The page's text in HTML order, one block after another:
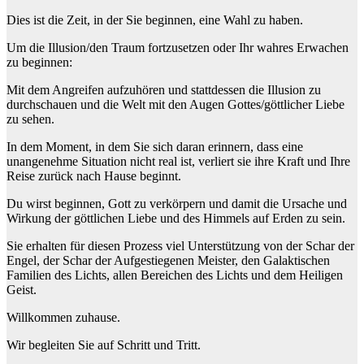
Dies ist die Zeit, in der Sie beginnen, eine Wahl zu haben.
Um die Illusion/den Traum fortzusetzen oder Ihr wahres Erwachen
zu beginnen:
Mit dem Angreifen aufzuhören und stattdessen die Illusion zu
durchschauen und die Welt mit den Augen Gottes/göttlicher Liebe
zu sehen.
In dem Moment, in dem Sie sich daran erinnern, dass eine
unangenehme Situation nicht real ist, verliert sie ihre Kraft und Ihre
Reise zurück nach Hause beginnt.
Du wirst beginnen, Gott zu verkörpern und damit die Ursache und
Wirkung der göttlichen Liebe und des Himmels auf Erden zu sein.
Sie erhalten für diesen Prozess viel Unterstützung von der Schar der
Engel, der Schar der Aufgestiegenen Meister, den Galaktischen
Familien des Lichts, allen Bereichen des Lichts und dem Heiligen
Geist.
Willkommen zuhause.
Wir begleiten Sie auf Schritt und Tritt.